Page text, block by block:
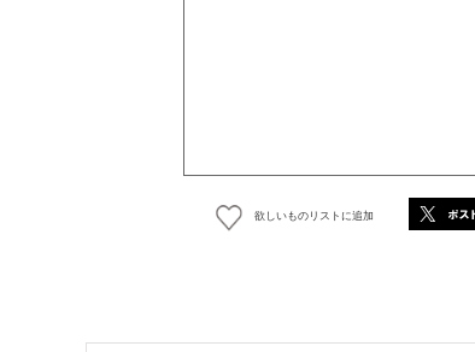
欲しいものリストに追加